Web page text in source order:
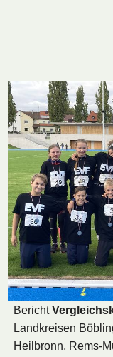
Bericht
Landkreisen
Heilbronn, Rems-